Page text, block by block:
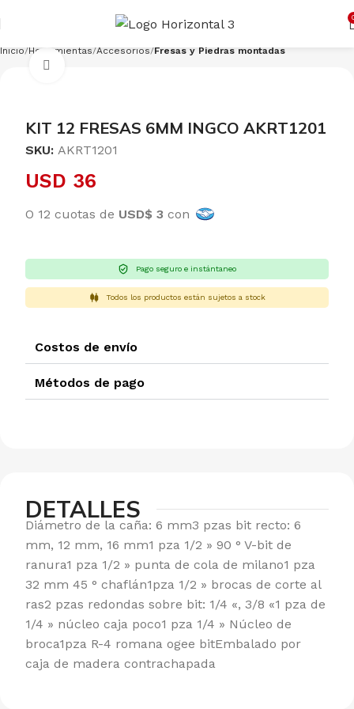
Inicio Herramientas Accesorios Fresas y Piedras montadas
KIT 12 FRESAS 6MM INGCO AKRT1201
SKU: AKRT1201
USD 36
O 12 cuotas de USD$ 3 con
Pago seguro e instántaneo
Todos los productos están sujetos a stock
Costos de envío
Métodos de pago
DETALLES
Diámetro de la caña: 6 mm3 pzas bit recto: 6
mm, 12 mm, 16 mm1 pza 1/2 » 90 ° V-bit de
ranura1 pza 1/2 » punta de cola de milano1 pza
32 mm 45 ° chaflán1pza 1/2 » brocas de corte al
ras2 pzas redondas sobre bit: 1/4 «, 3/8 «1 pza de
1/4 » núcleo caja poco1 pza 1/4 » Núcleo de
broca1pza R-4 romana ogee bitEmbalado por
caja de madera contrachapada
Cargando productos…